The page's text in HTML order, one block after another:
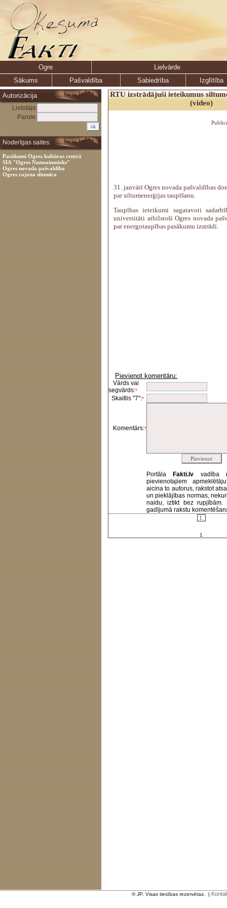
Ogre
Lielvārde
Sākums
Pašvaldība Sabiedrība
Izglītība
Autorizācija
Lietotājs:
Parole:
Noderīgas saites:
Pasākumi Ogres kultūras centrā
SIA "Ogres Namsaimnieks"
Ogres novada pašvaldība
Ogres rajona slimnīca
RTU izstrādājuši ieteikumus
(video)
31. janvārī Ogres novada pašvaldības
par siltumenerģijas taupīšanu.
Taupības ieteikumi sagatavoti
universitāti atbilstoši Ogres novada
par energotaupības pasākumu izstrādi.
Pievienot komentāru:
Vārds vai
segvārds:*
Skaitlis "7":*
Komentārs:*
Portāla Fakti.lv vadība
pievienotajiem
aicina to autorus, rakstot
un pieklājības normas,
naidu, iztikt bez rupjībām.
gadījumā rakstu
1.
1
© JP. Visas tiesības rezervētas. |